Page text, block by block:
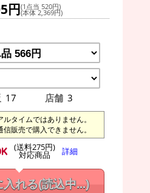
円(1点当 520円)
(本体 2,369円)
17 店舗 3
タイムではありません。
販売で購入できません。
(送料275円)
対応商品 詳細
入れる(読込中...)